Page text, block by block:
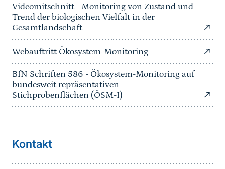
Videomitschnitt - Monitoring von Zustand und
Trend der biologischen Vielfalt in der
Gesamtlandschaft
Webauftritt Ökosystem-Monitoring
BfN Schriften 586 - Ökosystem-Monitoring auf
bundesweit repräsentativen
Stichprobenflächen (ÖSM-I)
Kontakt